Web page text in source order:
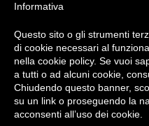
Piccole Pesti Livigno © 2024 Tutti i
Made
Informativa
Questo sito o gli strumenti
di cookie necessari al
nella cookie policy. Se vuoi
a tutti o ad alcuni cookie,
Chiudendo questo banner,
su un link o proseguendo la
acconsenti all’uso dei cookie.